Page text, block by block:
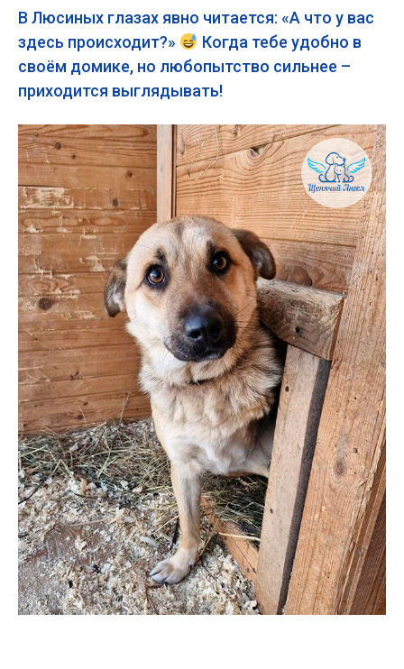
В Люсиных глазах явно читается: «А что у вас
здесь происходит?»
Когда тебе удобно в
своём домике, но любопытство сильнее –
приходится выглядывать!